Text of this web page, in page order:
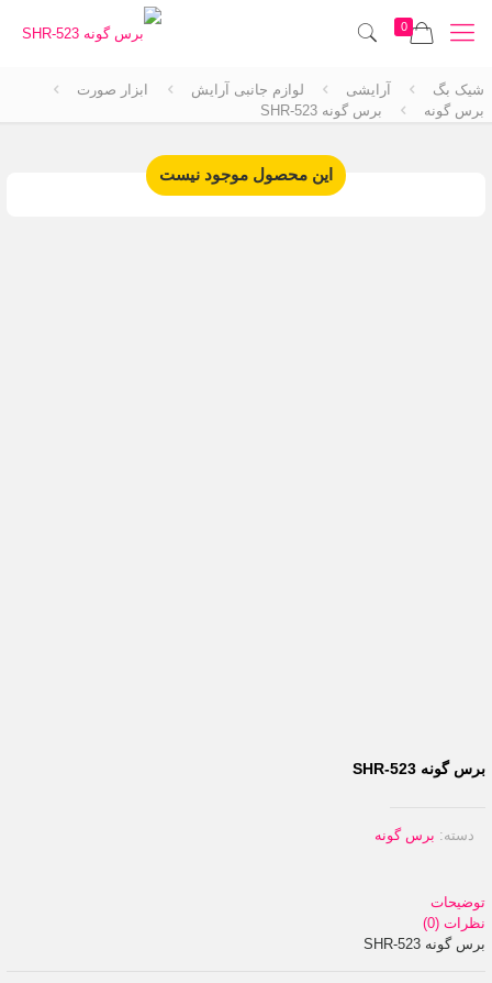
0
شیک بگ آرایشی لوازم جانبی آرایش
ابزار صورت
برس گونه
برس گونه SHR-523
این محصول موجود نیست
برس گونه SHR-523
دسته: برس گونه
توضیحات
نظرات (0)
برس گونه SHR-523